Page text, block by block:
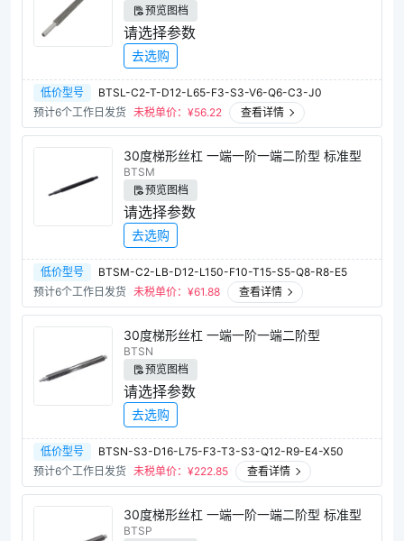
预览图档
请选择参数
去选购
低价型号
BTSL-C2-T-D12-L65-F3-S3-V6-Q6-C3-J0
预计6个工作日发货 未税单价：¥56.22 查看详情
30度梯形丝杠 一端一阶一端二阶型 标准型
BTSM
预览图档
请选择参数
去选购
低价型号
BTSM-C2-LB-D12-L150-F10-T15-S5-Q8-R8-E5
预计6个工作日发货 未税单价：¥61.88 查看详情
30度梯形丝杠 一端一阶一端二阶型
BTSN
预览图档
请选择参数
去选购
低价型号
BTSN-S3-D16-L75-F3-T3-S3-Q12-R9-E4-X50
预计6个工作日发货 未税单价：¥222.85 查看详情
30度梯形丝杠 一端一阶一端二阶型 标准型
BTSP